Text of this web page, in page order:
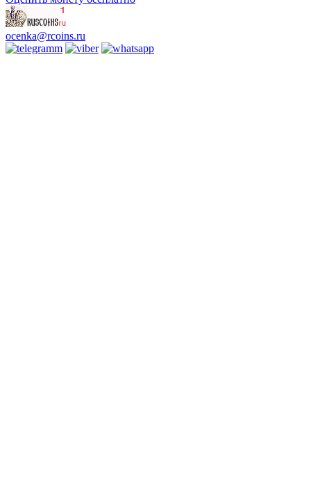
ocenka@rcoins.ru